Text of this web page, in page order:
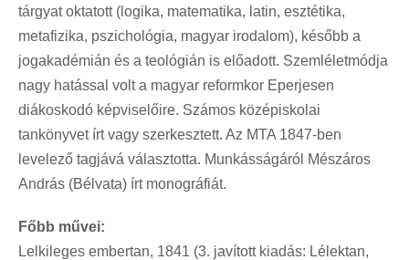
tárgyat oktatott (logika, matematika, latin, esztétika,
metafizika, pszichológia, magyar irodalom), később a
jogakadémián és a teológián is előadott. Szemléletmódja
nagy hatással volt a magyar reformkor Eperjesen
diákoskodó képviselőire. Számos középiskolai
tankönyvet írt vagy szerkesztett. Az MTA 1847-ben
levelező tagjává választotta. Munkásságáról Mészáros
András (Bélvata) írt monográfiát.
Főbb művei:
Lelkileges embertan, 1841 (3. javított kiadás: Lélektan,